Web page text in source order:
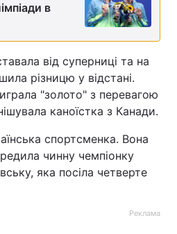
в
від суперниці та на
різницю у відстані.
"золото" з перевагою
каноїстка з Канади.
спортсменка. Вона
чинну чемпіонку
яка посіла четверте
Реклама